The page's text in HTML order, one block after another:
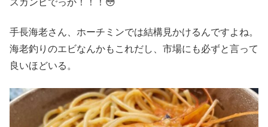
スカンピでっか！！！😳
手長海老さん、ホーチミンでは結構見かけるんですよね。
海老釣りのエビなんかもこれだし、市場にも必ずと言って
良いほどいる。